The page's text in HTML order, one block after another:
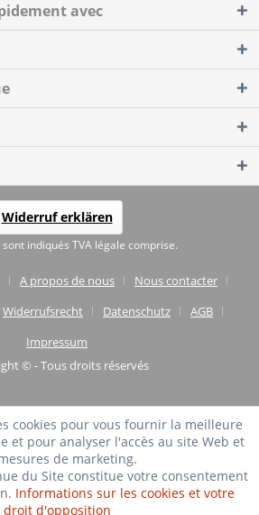
avec
Widerruf erklären
indiqués TVA légale comprise.
A propos de nous
Nous contacter
Widerrufsrecht Datenschutz
AGB
Impressum
© - Tous droits réservés
cookies pour vous fournir la meilleure
et pour analyser l'accès au site Web et
de marketing.
du Site constitue votre consentement
Informations sur les cookies et votre
droit d'opposition